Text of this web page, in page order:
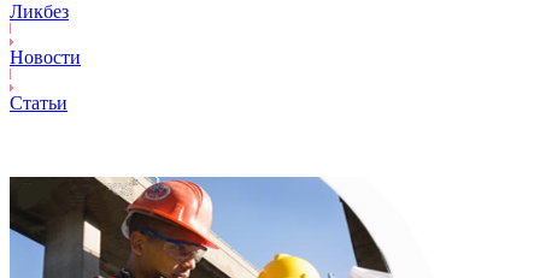
Ликбез
Новости
Статьи